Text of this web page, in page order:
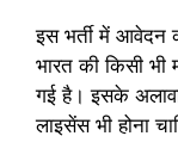
इस भर्ती में आवेदन
भारत की किसी भी
गई है। इसके अलावा
लाइसेंस भी होना